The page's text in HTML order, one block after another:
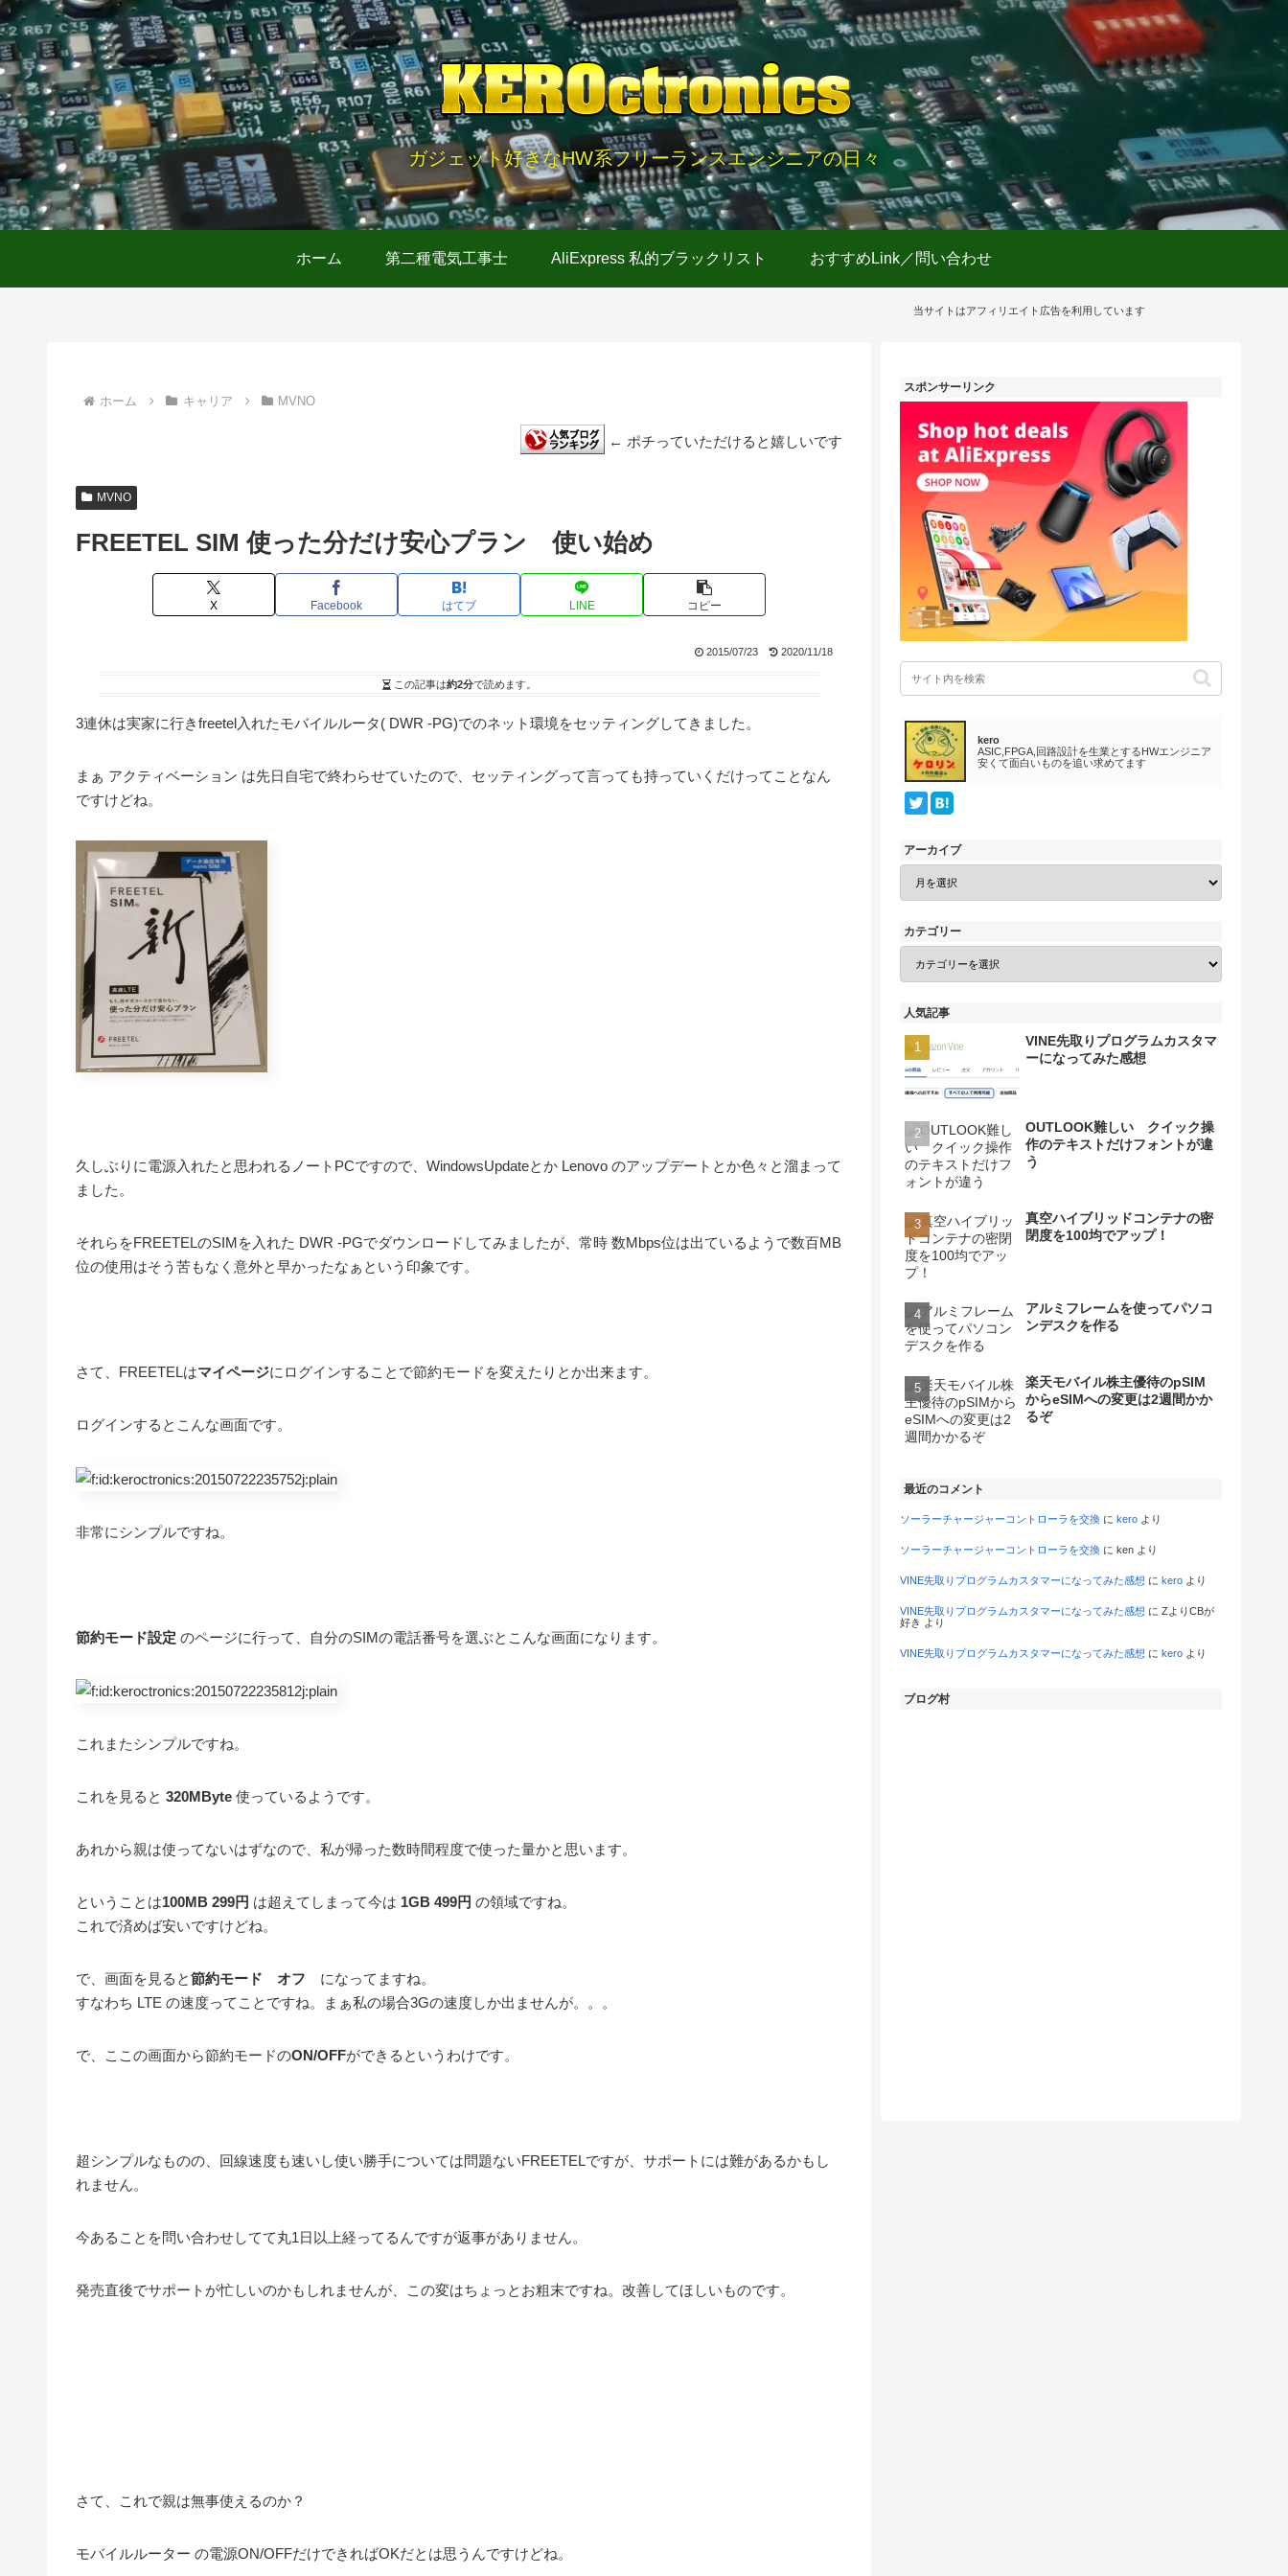
ガジェット好きなHW系フリーランスエンジニアの日々
ホーム 第二種電気工事士 AliExpress 私的ブラックリスト おすすめLink／問い合わせ
当サイトはアフィリエイト広告を利用しています
ホーム キャリア MVNO
← ポチっていただけると嬉しいです
MVNO
FREETEL SIM 使った分だけ安心プラン 使い始め
X Facebook はてブ LINE コピー
2015/07/23 2020/11/18
この記事は約2分で読めます。
3連休は実家に行きfreetel入れたモバイルルータ( DWR -PG)でのネット環境をセッティングしてきました。
まぁ アクティベーション は先日自宅で終わらせていたので、セッティングって言っても持っていくだけってことなん
ですけどね。
久しぶりに電源入れたと思われるノートPCですので、WindowsUpdateとか Lenovo のアップデートとか色々と溜まって
ました。
それらをFREETELのSIMを入れた DWR -PGでダウンロードしてみましたが、常時 数Mbps位は出ているようで数百MB
位の使用はそう苦もなく意外と早かったなぁという印象です。
さて、FREETELはマイページにログインすることで節約モードを変えたりとか出来ます。
ログインするとこんな画面です。
非常にシンプルですね。
節約モード設定 のページに行って、自分のSIMの電話番号を選ぶとこんな画面になります。
これまたシンプルですね。
これを見ると 320MByte 使っているようです。
あれから親は使ってないはずなので、私が帰った数時間程度で使った量かと思います。
ということは100MB 299円 は超えてしまって今は 1GB 499円 の領域ですね。
これで済めば安いですけどね。
で、画面を見ると節約モード オフ になってますね。
すなわち LTE の速度ってことですね。まぁ私の場合3Gの速度しか出ませんが。。。
で、ここの画面から節約モードのON/OFFができるというわけです。
超シンプルなものの、回線速度も速いし使い勝手については問題ないFREETELですが、サポートには難があるかもし
れません。
今あることを問い合わせしてて丸1日以上経ってるんですが返事がありません。
発売直後でサポートが忙しいのかもしれませんが、この変はちょっとお粗末ですね。改善してほしいものです。
さて、これで親は無事使えるのか？
モバイルルーター の電源ON/OFFだけできればOKだとは思うんですけどね。
スポンサーリンク
kero
ASIC,FPGA,回路設計を生業とするHWエンジニア
安くて面白いものを追い求めてます
アーカイブ
カテゴリー
人気記事
VINE先取りプログラムカスタマ
ーになってみた感想
OUTLOOK難しい クイック操
作のテキストだけフォントが違
う
真空ハイブリッドコンテナの密
閉度を100均でアップ！
アルミフレームを使ってパソコ
ンデスクを作る
楽天モバイル株主優待のpSIM
からeSIMへの変更は2週間かか
るぞ
最近のコメント
ソーラーチャージャーコントローラを交換 に kero より
ソーラーチャージャーコントローラを交換 に ken より
VINE先取りプログラムカスタマーになってみた感想 に kero より
VINE先取りプログラムカスタマーになってみた感想 に ZよりCBが
好き より
VINE先取りプログラムカスタマーになってみた感想 に kero より
ブログ村